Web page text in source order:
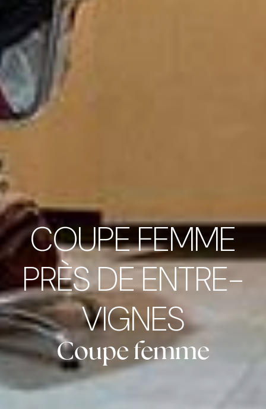
COUPE FEMME
PRÈS DE ENTRE-
VIGNES
Coupe femme